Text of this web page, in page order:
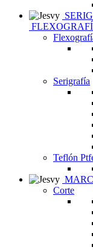
Serigrafía
Teflón
Corte